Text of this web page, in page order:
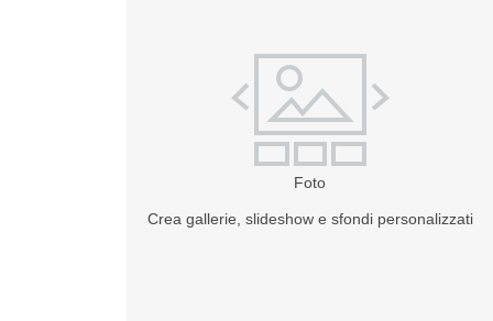
Foto
Crea gallerie, slideshow e sfondi personalizzati